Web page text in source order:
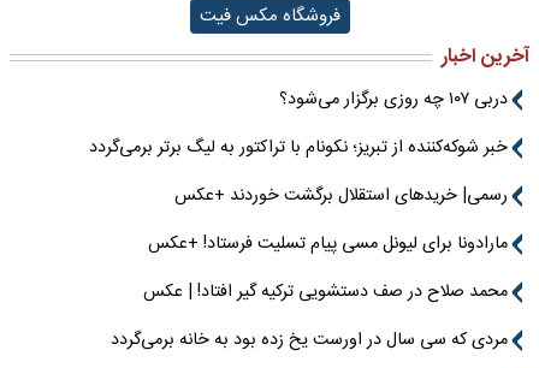
فروشگاه مکس فیت
آخرین اخبار
دربی ۱۰۷ چه روزی برگزار می‌شود؟
خبر شوکه‌کننده از تبریز؛ نکونام با تراکتور به لیگ برتر برمی‌گردد
رسمی| خریدهای استقلال برگشت خوردند +عکس
مارادونا برای لیونل مسی پیام تسلیت فرستاد! +عکس
محمد صلاح در صف دستشویی ترکیه گیر افتاد! | عکس
مردی که سی سال در اورست یخ زده بود به خانه برمی‌گردد